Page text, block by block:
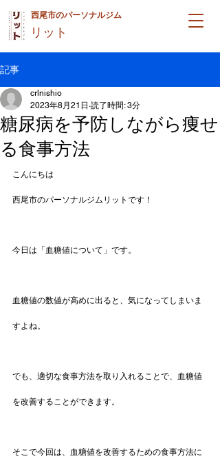
西尾市のパーソナルジム
リット
記事
糖尿病を予防しながら痩せ
る食事方法
crlnishio
2023年8月21日 読了時間: 3分
こんにちは
西尾市のパーソナルジムリットです！
今日は「血糖値について」です。
血糖値の数値が高めに出ると、気になってしまいま
すよね。
でも、適切な食事方法を取り入れることで、血糖値
を改善することができます。
そこで今回は、血糖値を改善するための食事方法に